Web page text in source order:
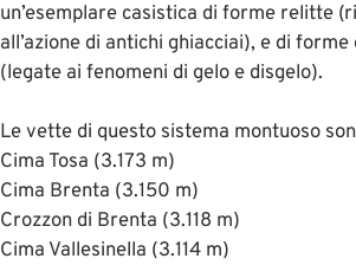
un’esemplare casistica di forme relitte
all’azione di antichi ghiacciai), e di
(legate ai fenomeni di gelo e disgelo).
Le vette di questo sistema montuoso
Cima Tosa (3.173 m)
Cima Brenta (3.150 m)
Crozzon di Brenta (3.118 m)
Cima Vallesinella (3.114 m)